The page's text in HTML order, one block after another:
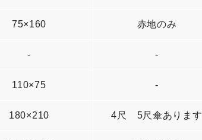
75×160 赤地のみ
- -
110×75 -
180×210 4尺 5尺傘あります